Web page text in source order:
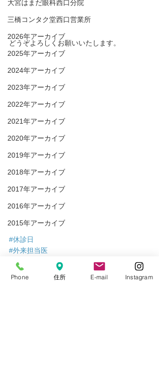
大宮はまだ眼科西口分院
三橋コンタク堂西口営業所
2026年アーカイブ
2025年アーカイブ
2024年アーカイブ
2023年アーカイブ
2022年アーカイブ
2021年アーカイブ
2020年アーカイブ
2019年アーカイブ
2018年アーカイブ
2017年アーカイブ
2016年アーカイブ
2015年アーカイブ
どうぞよろしくお願いいたします。
#休診日
#外来担当医
#診療案内
診療案内
Phone 住所 E-mail Instagram